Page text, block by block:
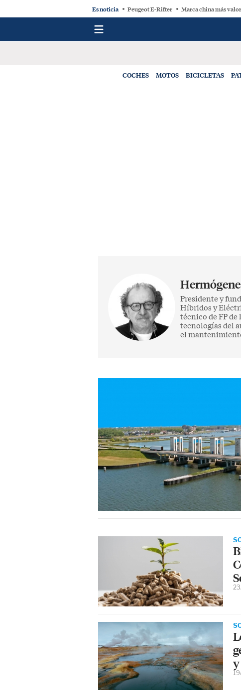
Es noticia Peugeot E-Rifter Marca china más
COCHES MOTOS BICICLETAS
Presidente y
Híbridos y
técnico de FP de
tecnologías del
el